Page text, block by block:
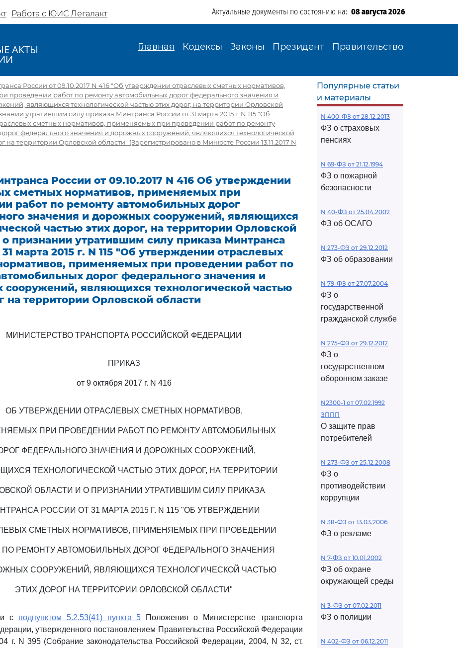
Работа с ЮИС Легалакт Актуальные документы по состоянию на: 08 августа 2026
АКТЫ Главная Кодексы Законы Президент Правительство
России от 09.10.2017 N 416 "Об утверждении отраслевых сметных нормативов,
проведении работ по ремонту автомобильных дорог федерального значения и
являющихся технологической частью этих дорог, на территории Орловской
утратившим силу приказа Минтранса России от 31 марта 2015 г. N 115 "Об
сметных нормативов, применяемых при проведении работ по ремонту
федерального значения и дорожных сооружений, являющихся технологической
на территории Орловской области" (Зарегистрировано в Минюсте России 13.11.2017 N
России от 09.10.2017 N 416 Об утверждении
сметных нормативов, применяемых при
работ по ремонту автомобильных дорог
значения и дорожных сооружений, являющихся
частью этих дорог, на территории Орловской
о признании утратившим силу приказа Минтранса
марта 2015 г. N 115 "Об утверждении отраслевых
применяемых при проведении работ по
дорог федерального значения и
являющихся технологической частью
на территории Орловской области
МИНИСТЕРСТВО ТРАНСПОРТА РОССИЙСКОЙ ФЕДЕРАЦИИ
ПРИКАЗ
от 9 октября 2017 г. N 416
ОБ УТВЕРЖДЕНИИ ОТРАСЛЕВЫХ СМЕТНЫХ НОРМАТИВОВ,
ПРИ ПРОВЕДЕНИИ РАБОТ ПО РЕМОНТУ АВТОМОБИЛЬНЫХ
ФЕДЕРАЛЬНОГО ЗНАЧЕНИЯ И ДОРОЖНЫХ СООРУЖЕНИЙ,
ТЕХНОЛОГИЧЕСКОЙ ЧАСТЬЮ ЭТИХ ДОРОГ, НА ТЕРРИТОРИИ
ОБЛАСТИ И О ПРИЗНАНИИ УТРАТИВШИМ СИЛУ ПРИКАЗА
РОССИИ ОТ 31 МАРТА 2015 Г. N 115 "ОБ УТВЕРЖДЕНИИ
СМЕТНЫХ НОРМАТИВОВ, ПРИМЕНЯЕМЫХ ПРИ ПРОВЕДЕНИИ
ПО РЕМОНТУ АВТОМОБИЛЬНЫХ ДОРОГ ФЕДЕРАЛЬНОГО ЗНАЧЕНИЯ
СООРУЖЕНИЙ, ЯВЛЯЮЩИХСЯ ТЕХНОЛОГИЧЕСКОЙ ЧАСТЬЮ
ЭТИХ ДОРОГ НА ТЕРРИТОРИИ ОРЛОВСКОЙ ОБЛАСТИ"
с подпунктом 5.2.53(41) пункта 5 Положения о Министерстве транспорта
утвержденного постановлением Правительства Российской Федерации
г. N 395 (Собрание законодательства Российской Федерации, 2004, N 32, ст.
Популярные статьи
и материалы
N 400-ФЗ от 28.12.2013
ФЗ о страховых
пенсиях
N 69-ФЗ от 21.12.1994
ФЗ о пожарной
безопасности
N 40-ФЗ от 25.04.2002
ФЗ об ОСАГО
N 273-ФЗ от 29.12.2012
ФЗ об образовании
N 79-ФЗ от 27.07.2004
ФЗ о
государственной
гражданской службе
N 275-ФЗ от 29.12.2012
ФЗ о
государственном
оборонном заказе
N2300-1 от 07.02.1992
ЗППП
О защите прав
потребителей
N 273-ФЗ от 25.12.2008
ФЗ о
противодействии
коррупции
N 38-ФЗ от 13.03.2006
ФЗ о рекламе
N 7-ФЗ от 10.01.2002
ФЗ об охране
окружающей среды
N 3-ФЗ от 07.02.2011
ФЗ о полиции
N 402-ФЗ от 06.12.2011